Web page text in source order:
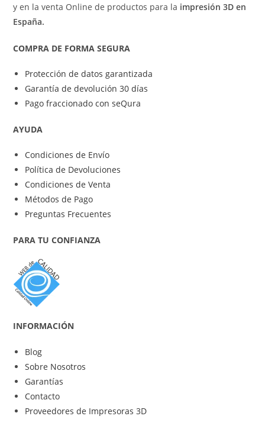
y en la venta Online de productos para la impresión 3D en
España.
COMPRA DE FORMA SEGURA
Protección de datos garantizada
Garantía de devolución 30 días
Pago fraccionado con seQura
AYUDA
Condiciones de Envío
Política de Devoluciones
Condiciones de Venta
Métodos de Pago
Preguntas Frecuentes
PARA TU CONFIANZA
INFORMACIÓN
Blog
Sobre Nosotros
Garantías
Contacto
Proveedores de Impresoras 3D